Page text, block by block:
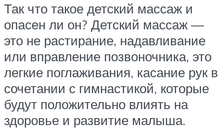
Так что такое детский массаж и
опасен ли он? Детский массаж —
это не растирание, надавливание
или вправление позвоночника, это
легкие поглаживания, касание рук в
сочетании с гимнастикой, которые
будут положительно влиять на
здоровье и развитие малыша.